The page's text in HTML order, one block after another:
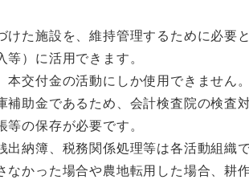
けた施設を、維持管理するために必要
等）に活用できます。
本交付金の活動にしか使用できません。
補助金であるため、会計検査院の検査
等の保存が必要です。
出納簿、税務関係処理等は各活動組織
なかった場合や農地転用した場合、耕